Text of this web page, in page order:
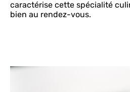
caractérise cette spécialité
bien au rendez-vous.